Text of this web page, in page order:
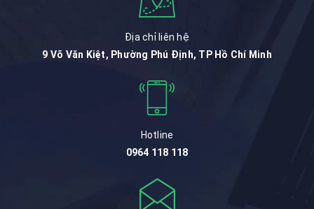
Địa chỉ liên hệ
9 Võ Văn Kiệt, Phường Phú Định, TP Hồ Chí Minh
Hotline
0964 118 118